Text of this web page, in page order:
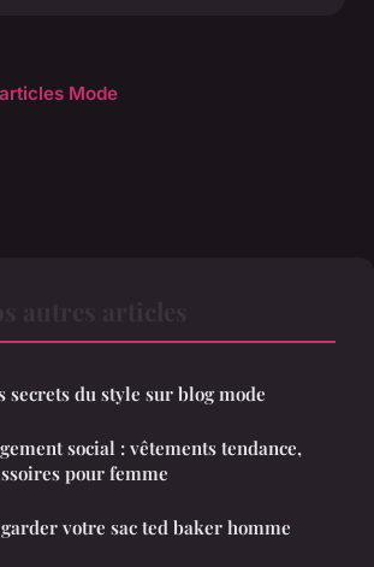
Mode
secrets du style sur blog mode
social : vêtements tendance,
pour femme
votre sac ted baker homme